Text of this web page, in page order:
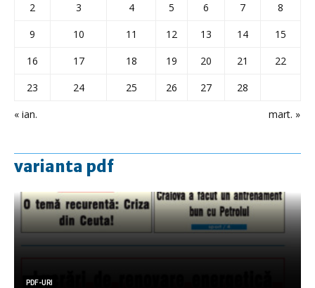
« ian. mart. »
2
3 4 5 6 7
8
9
10 11 12 13 14
15
16
17 18 19 20 21
22
23
24 25 26 27 28
varianta pdf
PDF-URI
PDF-URI
PDF-URI
PDF-URI
PDF-URI